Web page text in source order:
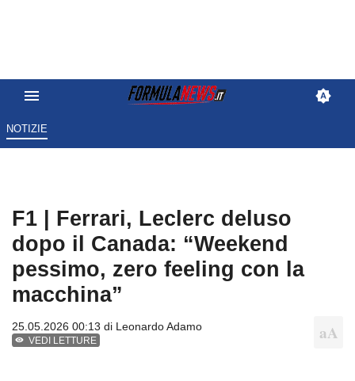
NOTIZIE
F1 | Ferrari, Leclerc deluso
dopo il Canada: “Weekend
pessimo, zero feeling con la
macchina”
25.05.2026 00:13 di Leonardo Adamo
VEDI LETTURE